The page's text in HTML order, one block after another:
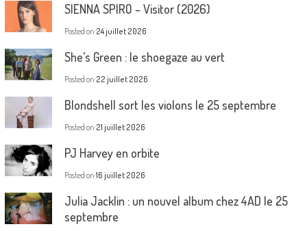
SIENNA SPIRO – Visitor (2026)
Posted on 24 juillet 2026
She’s Green : le shoegaze au vert
Posted on 22 juillet 2026
Blondshell sort les violons le 25 septembre
Posted on 21 juillet 2026
PJ Harvey en orbite
Posted on 16 juillet 2026
Julia Jacklin : un nouvel album chez 4AD le 25
septembre